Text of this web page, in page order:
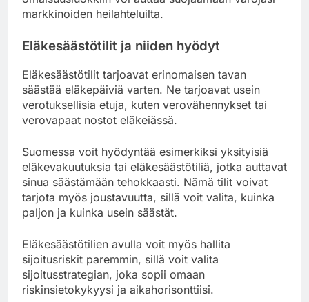
markkinoiden heilahteluilta.
Eläkesäästötilit ja niiden hyödyt
Eläkesäästötilit tarjoavat erinomaisen tavan
säästää eläkepäiviä varten. Ne tarjoavat usein
verotuksellisia etuja, kuten verovähennykset tai
verovapaat nostot eläkeiässä.
Suomessa voit hyödyntää esimerkiksi yksityisiä
eläkevakuutuksia tai eläkesäästötiliä, jotka auttavat
sinua säästämään tehokkaasti. Nämä tilit voivat
tarjota myös joustavuutta, sillä voit valita, kuinka
paljon ja kuinka usein säästät.
Eläkesäästötilien avulla voit myös hallita
sijoitusriskit paremmin, sillä voit valita
sijoitusstrategian, joka sopii omaan
riskinsietokykyysi ja aikahorisonttiisi.